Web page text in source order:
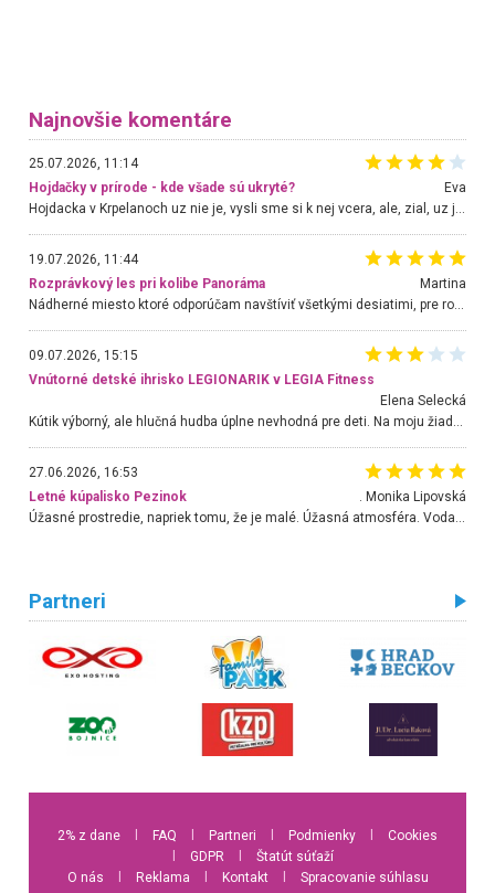
Najnovšie komentáre
25.07.2026, 11:14
Hojdačky v prírode - kde všade sú ukryté?
Eva
Hojdacka v Krpelanoch uz nie je, vysli sme si k nej vcera, ale, zial, uz je znicena. Ak sem planujete cestu len kvoli hojdacke, mozete si ju usetrit. Krasny vyhlad je tu vsak aj bez hojdacky :-)
19.07.2026, 11:44
Rozprávkový les pri kolibe Panoráma
Martina
Nádherné miesto ktoré odporúčam navštíviť všetkými desiatimi, pre rodiny s deťmi, dôchodcom... Proste a jednoducho ozaj rozprávkový les.. určite ešte prídeme. Odniesli sme si na pamiatku krásne tričká,
09.07.2026, 15:15
Vnútorné detské ihrisko LEGIONARIK v LEGIA Fitness
Elena Selecká
Kútik výborný, ale hlučná hudba úplne nevhodná pre deti. Na moju žiadosť o aspoň sušenie nereagovali.
27.06.2026, 16:53
Letné kúpalisko Pezinok
. Monika Lipovská
Partneri
2% z dane FAQ Partneri Podmienky
Cookies
GDPR
Štatút súťaží
O nás
Reklama Kontakt Spracovanie súhlasu